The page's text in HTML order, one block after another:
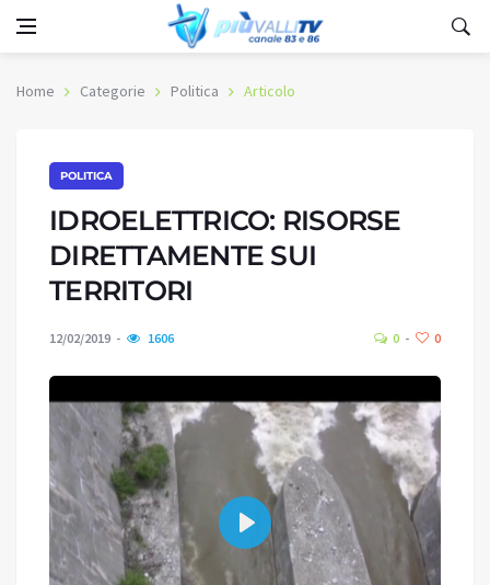
Home Categorie Politica Articolo
POLITICA
IDROELETTRICO: RISORSE
DIRETTAMENTE SUI
TERRITORI
12/02/2019 1606 0 0
Play